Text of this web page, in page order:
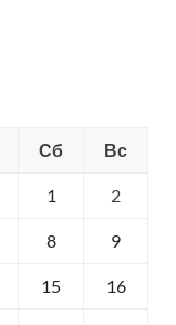
Сб Вс
1 2
8 9
15 16